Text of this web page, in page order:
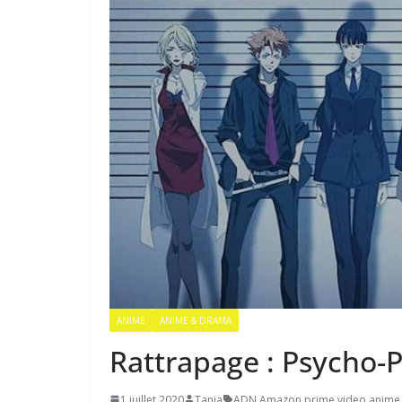
ANIME ANIME & DRAMA
Rattrapage : Psycho-